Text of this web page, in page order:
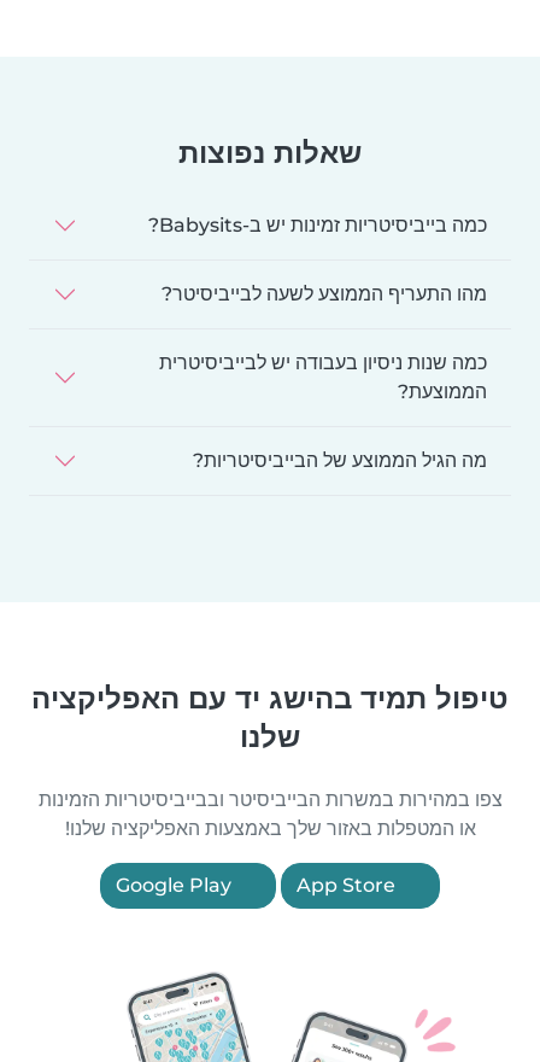
שאלות נפוצות
כמה בייביסיטריות זמינות יש ב-Babysits?
מהו התעריף הממוצע לשעה לבייביסיטר?
כמה שנות ניסיון בעבודה יש לבייביסיטרית
הממוצעת?
מה הגיל הממוצע של הבייביסיטריות?
טיפול תמיד בהישג יד עם האפליקציה
שלנו
צפו במהירות במשרות הבייביסיטר ובבייביסיטריות הזמינות
או המטפלות באזור שלך באמצעות האפליקציה שלנו!